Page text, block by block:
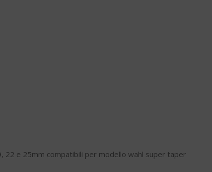
22 e 25mm compatibili per modello wahl super taper